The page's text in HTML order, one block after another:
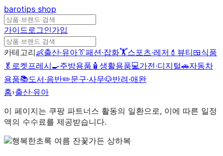
barotips shop
가이드로그인가입
카테고리👶출산·유아👔패션·잡화🏋️스포츠·레저 💄 뷰티🍱식품
🥬 로켓프레시🍳주방용품 🧴 생활용품💻가전·디지털🚗자동차
용품📚도서·음반✏️문구·사무🐶반려·애완
홈›출산·유아
이 페이지는 쿠팡 파트너스 활동의 일환으로, 이에 따른 일정
액의 수수료를 제공받습니다.